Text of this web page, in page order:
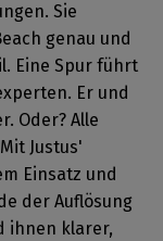
Sie
genau und
Eine Spur führt
Er und
Oder? Alle
Justus'
Einsatz und
der Auflösung
ihnen klarer,